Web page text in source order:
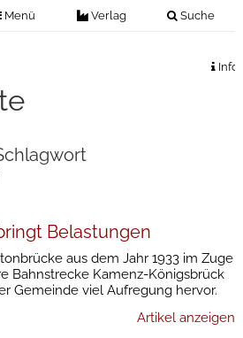
Menü Verlag Suche
Ausgaben
Info
Belastungen
aus dem Jahr 1933 im Zuge
Bahnstrecke Kamenz-Königsbrück
Gemeinde viel Aufregung hervor.
Artikel anzeigen